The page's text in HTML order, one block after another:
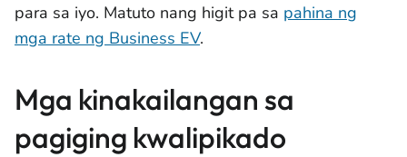
para sa iyo. Matuto nang higit pa sa pahina ng
mga rate ng Business EV.
Mga kinakailangan sa
pagiging kwalipikado